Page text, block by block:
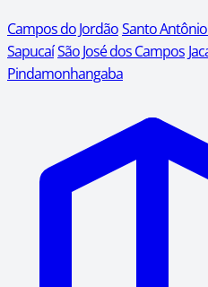
Campos do JordãoSanto
SapucaíSão José dos Campos
Pindamonhangaba